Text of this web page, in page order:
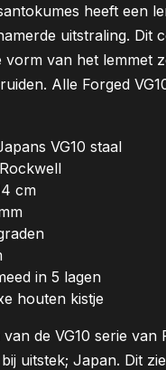
heeft een
uitstraling. Dit
van het lemmet
Alle Forged
VG10 staal
cm
in 5 lagen
houten kistje
de VG10 serie van
uitstek; Japan. Dit